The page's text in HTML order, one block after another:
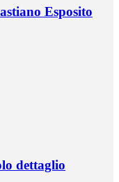
Esposito
dettaglio